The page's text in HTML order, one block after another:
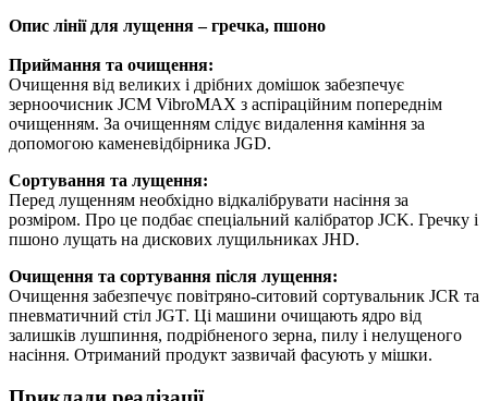
Опис лінії для лущення – гречка, пшоно
Приймання та очищення:
Очищення від великих і дрібних домішок забезпечує
зерноочисник JCM VibroMAX з аспіраційним попереднім
очищенням. За очищенням слідує видалення каміння за
допомогою каменевідбірника JGD.
Сортування та лущення:
Перед лущенням необхідно відкалібрувати насіння за
розміром. Про це подбає спеціальний калібратор JCK. Гречку і
пшоно лущать на дискових лущильниках JHD.
Очищення та сортування після лущення:
Очищення забезпечує повітряно-ситовий сортувальник JCR та
пневматичний стіл JGT. Ці машини очищають ядро ​​від
залишків лушпиння, подрібненого зерна, пилу і нелущеного
насіння. Отриманий продукт зазвичай фасують у мішки.